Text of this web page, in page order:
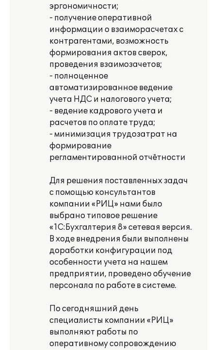
эргономичности;
- получение оперативной
информации о взаиморасчетах с
контрагентами, возможность
формирования актов сверок,
проведения взаимозачетов;
- полноценное
автоматизированное ведение
учета НДС и налогового учета;
- ведение кадрового учета и
расчетов по оплате труда;
- минимизация трудозатрат на
формирование
регламентированной отчётности
Для решения поставленных задач
с помощью консультантов
компании «РИЦ» нами было
выбрано типовое решение
«1С:Бухгалтерия 8» сетевая версия.
В ходе внедрения были выполнены
доработки конфигурации под
особенности учета на нашем
предприятии, проведено обучение
персонала по работе в системе.
По сегодняшний день
специалисты компании «РИЦ»
выполняют работы по
оперативному сопровождению